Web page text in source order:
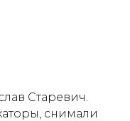
Старевич.
снимали